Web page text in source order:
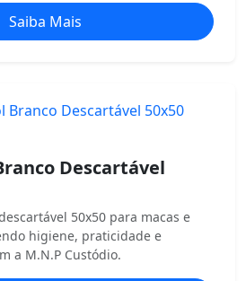
Saiba Mais
Descartável
50x50 para macas e
higiene, praticidade e
a M.N.P Custódio.